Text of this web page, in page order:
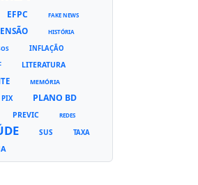
EFPC FAKE NEWS
HISTÓRIA
INFLAÇÃO
LITERATURA
MEMÓRIA
PIX PLANO BD
PREVIC REDES
SUS
TAXA